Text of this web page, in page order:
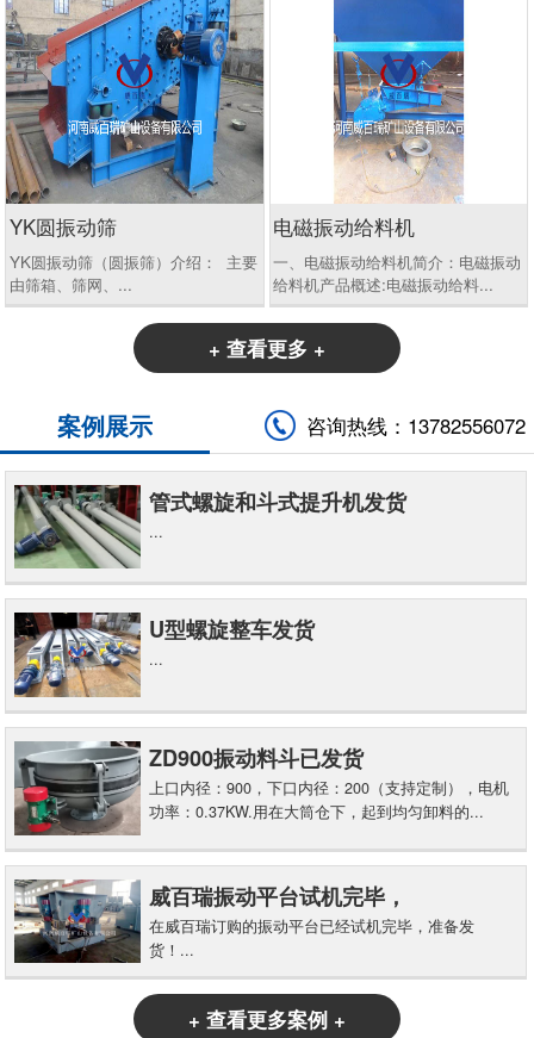
YK圆振动筛
YK圆振动筛（圆振筛）介绍： 主要
由筛箱、筛网、...
电磁振动给料机
一、电磁振动给料机简介：电磁振动
给料机产品概述:电磁振动给料...
+ 查看更多 +
咨询热线：13782556072
案例展示
管式螺旋和斗式提升机发货
...
U型螺旋整车发货
...
ZD900振动料斗已发货
上口内径：900，下口内径：200（支持定制），电机
功率：0.37KW.用在大筒仓下，起到均匀卸料的...
威百瑞振动平台试机完毕，
在威百瑞订购的振动平台已经试机完毕，准备发
货！...
+ 查看更多案例 +